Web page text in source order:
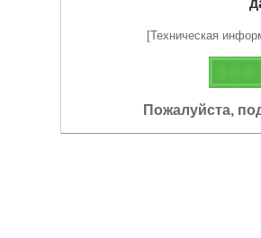
[Техническая
Пожалуйста,